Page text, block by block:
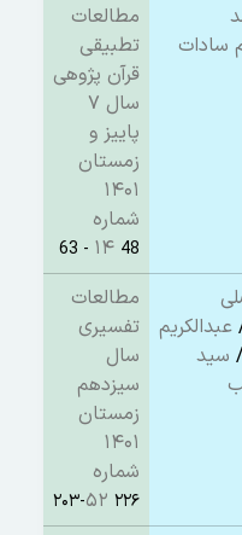
سادات
مطالعات
تطبیقی
قرآن پژوهی
سال ۷
پاییز و
زمستان
۱۴۰۱
شماره
۱۴ 48 - 63
عبدالکریم
/ سید
مطالعات
تفسیری
سال
سیزدهم
زمستان
۱۴۰۱
شماره
۵۲ ۲۲۶-۲۰۳